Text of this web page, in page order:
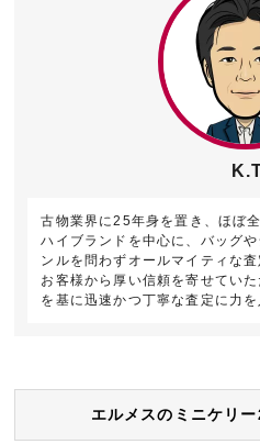
古物業界に25年身を置き、ほぼ
ハイブランドを中心に、バッグ
ンルを問わずオールマイティな査
お客様から厚い信頼を寄せてい
を基に迅速かつ丁寧な査定に力を
エルメスのミニケリ